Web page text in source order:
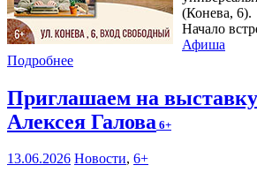
(Конева, 6).
Начало
Афиша
Подробнее
Приглашаем на
Алексея Галова 6+
13.06.2026 Новости, 6+